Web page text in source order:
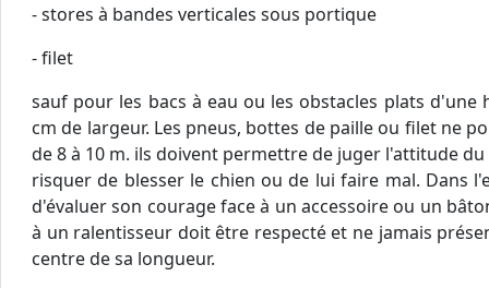
- stores à bandes verticales sous portique
- filet
sauf pour les bacs à eau ou les obstacles plats
cm de largeur. Les pneus, bottes de paille ou filet ne
de 8 à 10 m. ils doivent permettre de juger l'attitude
risquer de blesser le chien ou de lui faire mal. Dans
d'évaluer son courage face à un accessoire ou un
à un ralentisseur doit être respecté et ne jamais
centre de sa longueur.